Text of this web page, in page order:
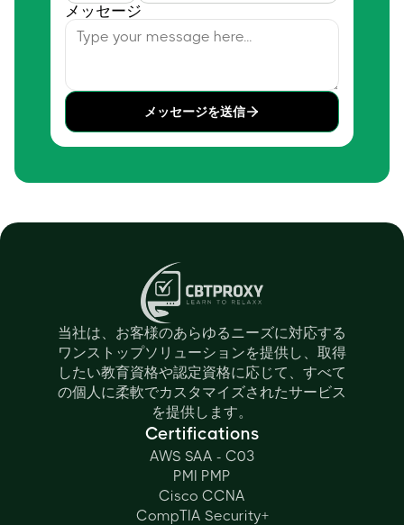
メッセージ
メッセージを送信
当社は、お客様のあらゆるニーズに対応する
ワンストップソリューションを提供し、取得
したい教育資格や認定資格に応じて、すべて
の個人に柔軟でカスタマイズされたサービス
を提供します。
Certifications
AWS SAA - C03
PMI PMP
Cisco CCNA
CompTIA Security+